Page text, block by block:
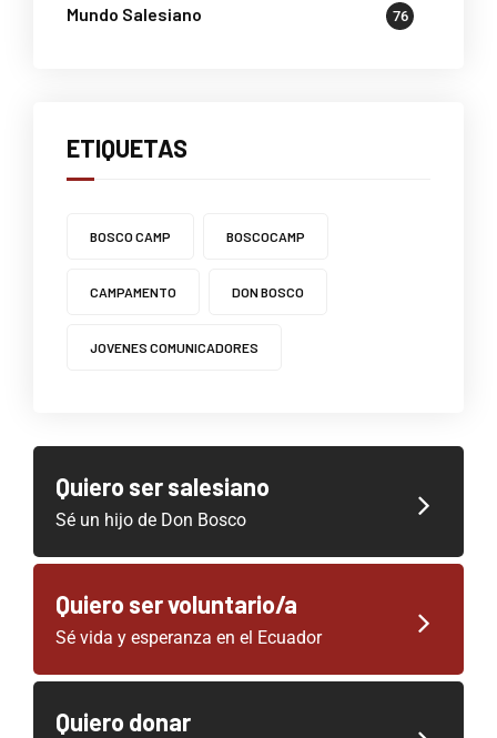
Mundo Salesiano 76
ETIQUETAS
BOSCO CAMP BOSCOCAMP
CAMPAMENTO DON BOSCO
JOVENES COMUNICADORES
Quiero ser salesiano
Sé un hijo de Don Bosco
Quiero ser voluntario/a
Sé vida y esperanza en el Ecuador
Quiero donar